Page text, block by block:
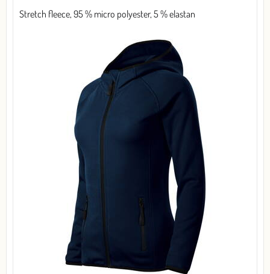
Stretch fleece, 95 % micro polyester, 5 % elastan